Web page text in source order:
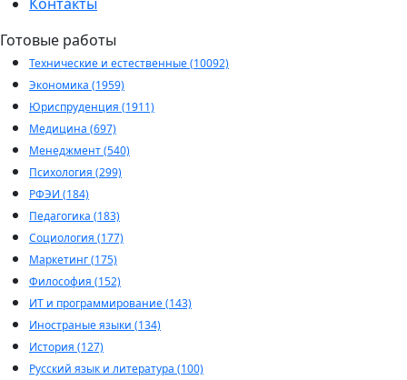
Готовые работы
Технические и естественные (10092)
Экономика (1959)
Юриспруденция (1911)
Медицина (697)
Менеджмент (540)
Психология (299)
РФЭИ (184)
Педагогика (183)
Социология (177)
Маркетинг (175)
Философия (152)
ИТ и программирование (143)
Иностраные языки (134)
История (127)
Русский язык и литература (100)